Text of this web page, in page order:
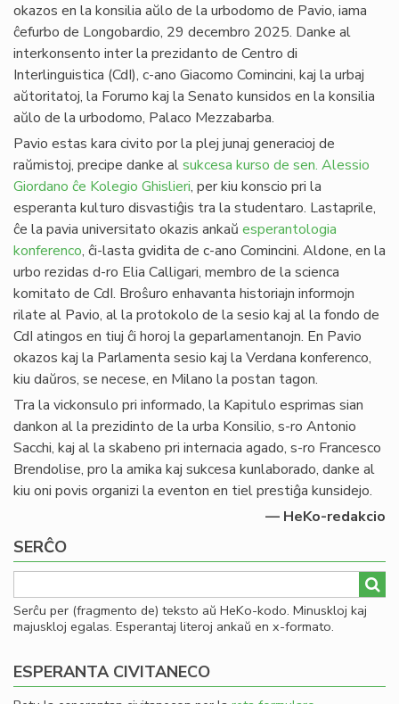
okazos en la konsilia aŭlo de la urbodomo de Pavio, iama
ĉefurbo de Longobardio, 29 decembro 2025. Danke al
interkonsento inter la prezidanto de Centro di
Interlinguistica (CdI), c-ano Giacomo Comincini, kaj la urbaj
aŭtoritatoj, la Forumo kaj la Senato kunsidos en la konsilia
aŭlo de la urbodomo, Palaco Mezzabarba.
Pavio estas kara civito por la plej junaj generacioj de
raŭmistoj, precipe danke alsukcesa kurso de sen. Alessio
Giordano ĉe Kolegio Ghislieri, per kiu konscio pri la
esperanta kulturo disvastiĝis tra la studentaro. Lastaprile,
ĉe la pavia universitato okazis ankaŭ esperantologia
konferenco, ĉi-lasta gvidita de c-ano Comincini. Aldone, en la
urbo rezidas d-ro Elia Calligari, membro de la scienca
komitato de CdI. Broŝuro enhavanta historiajn informojn
rilate al Pavio, al la protokolo de la sesio kaj al la fondo de
CdI atingos en tiuj ĉi horoj la geparlamentanojn. En Pavio
okazos kaj la Parlamenta sesio kaj la Verdana konferenco,
kiu daŭros, se necese, en Milano la postan tagon.
Tra la vickonsulo pri informado, la Kapitulo esprimas sian
dankon al la prezidinto de la urba Konsilio, s-ro Antonio
Sacchi, kaj al la skabeno pri internacia agado, s-ro Francesco
Brendolise, pro la amika kaj sukcesa kunlaborado, danke al
kiu oni povis organizi la eventon en tiel prestiĝa kunsidejo.
— HeKo-redakcio
SERĈO
Serĉu per (fragmento de) teksto aŭ HeKo-kodo. Minuskloj kaj
majuskloj egalas. Esperantaj literoj ankaŭ en x-formato.
ESPERANTA CIVITANECO